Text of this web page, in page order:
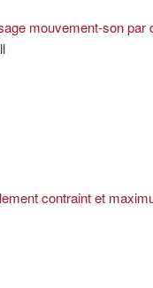
mouvement-son par
contraint et